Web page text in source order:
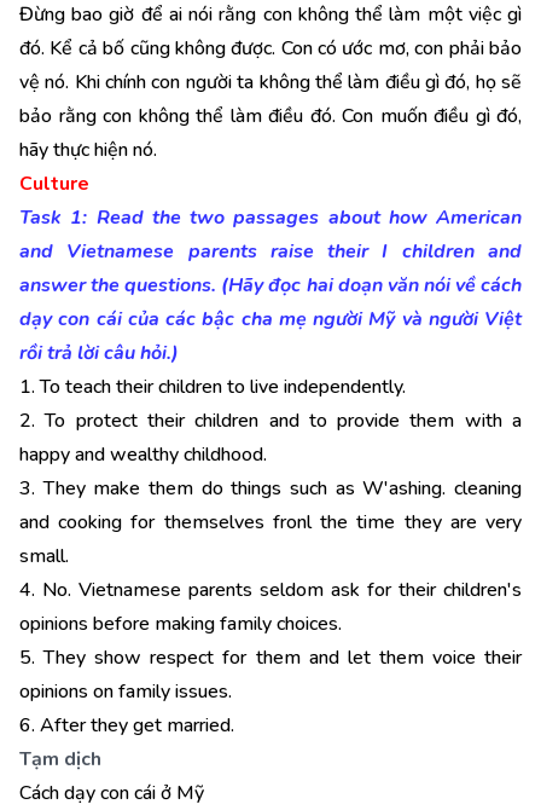
Đừng bao giờ để ai nói rằng con không thể làm một việc gì
đó. Kể cả bố cũng không được. Con có ước mơ, con phải bảo
vệ nó. Khi chính con người ta không thể làm điều gì đó, họ sẽ
bảo rằng con không thể làm điều đó. Con muốn điều gì đó,
hãy thực hiện nó.
Culture
Task 1: Read the two passages about how American
and Vietnamese parents raise their I children and
answer the questions. (Hãy đọc hai doạn văn nói về cách
dạy con cái của các bậc cha mẹ người Mỹ và người Việt
rồi trả lời câu hỏi.)
1. To teach their children to live independently.
2. To protect their children and to provide them with a
happy and wealthy childhood.
3. They make them do things such as W'ashing. cleaning
and cooking for themselves fronl the time they are very
small.
4. No. Vietnamese parents seldom ask for their children's
opinions before making family choices.
5. They show respect for them and let them voice their
opinions on family issues.
6. After they get married.
Tạm dịch
Cách dạy con cái ở Mỹ